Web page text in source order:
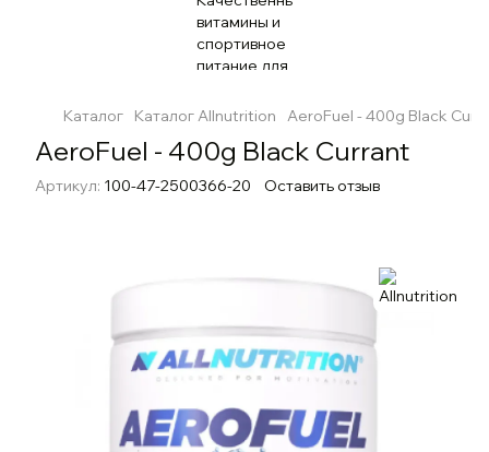
Каталог Каталог Allnutrition AeroFuel - 400g Black
AeroFuel - 400g Black Currant
Артикул: 100-47-2500366-20 Оставить отзыв